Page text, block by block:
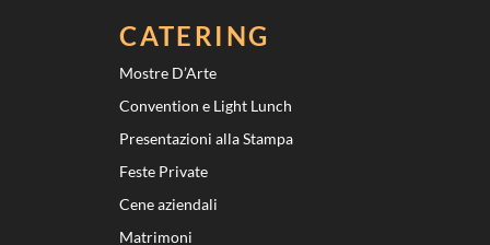
CATERING
Mostre D’Arte
Convention e Light Lunch
Presentazioni alla Stampa
Feste Private
Cene aziendali
Matrimoni